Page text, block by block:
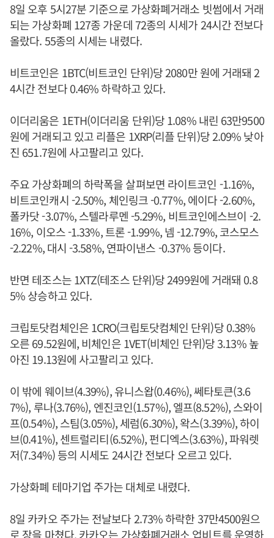
8일 오후 5시27분 기준으로 가상화폐거래소 빗썸에서 거래
되는 가상화폐 127종 가운데 72종의 시세가 24시간 전보다
올랐다. 55종의 시세는 내렸다.
비트코인은 1BTC(비트코인 단위)당 2080만 원에 거래돼 2
4시간 전보다 0.46% 하락하고 있다.
이더리움은 1ETH(이더리움 단위)당 1.08% 내린 63만9500
원에 거래되고 있고 리플은 1XRP(리플 단위)당 2.09% 낮아
진 651.7원에 사고팔리고 있다.
주요 가상화폐의 하락폭을 살펴보면 라이트코인 -1.16%,
비트코인캐시 -2.50%, 체인링크 -0.77%, 에이다 -2.60%,
폴카닷 -3.07%, 스텔라루멘 -5.29%, 비트코인에스브이 -2.
16%, 이오스 -1.33%, 트론 -1.99%, 넴 -12.79%, 코스모스
-2.22%, 대시 -3.58%, 연파이낸스 -0.37% 등이다.
반면 테조스는 1XTZ(테조스 단위)당 2499원에 거래돼 0.8
5% 상승하고 있다.
크립토닷컴체인은 1CRO(크립토닷컴체인 단위)당 0.38%
오른 69.52원에, 비체인은 1VET(비체인 단위)당 3.13% 높
아진 19.13원에 사고팔리고 있다.
이 밖에 웨이브(4.39%), 유니스왑(0.46%), 쎄타토큰(3.6
7%), 루나(3.76%), 엔진코인(1.57%), 엘프(8.52%), 스와이
프(0.54%), 스팀(3.05%), 세럼(6.30%), 왁스(3.39%), 하이
브(0.41%), 센트럴리티(6.52%), 펀디엑스(3.63%), 파워렛
저(7.34%) 등의 시세도 24시간 전보다 오르고 있다.
가상화폐 테마기업 주가는 대체로 내렸다.
8일 카카오 주가는 전날보다 2.73% 하락한 37만4500원으
로 장을 마쳤다. 카카오는 가상화폐거래소 업비트를 운영하